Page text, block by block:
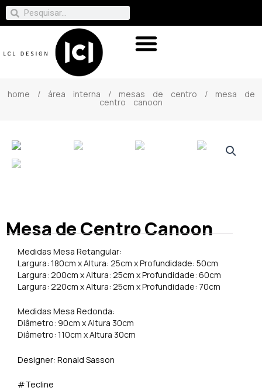
home / área interna / mesas de centro / mesa de
centro canoon
Mesa de Centro Canoon
Medidas Mesa Retangular:
Largura: 180cm x Altura: 25cm x Profundidade: 50cm
Largura: 200cm x Altura: 25cm x Profundidade: 60cm
Largura: 220cm x Altura: 25cm x Profundidade: 70cm
Medidas Mesa Redonda:
Diâmetro: 90cm x Altura 30cm
Diâmetro: 110cm x Altura 30cm
Designer: Ronald Sasson
#Tecline